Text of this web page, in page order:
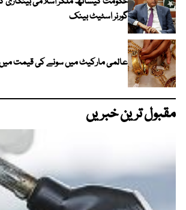
گورنر اسٹیٹ بینک
عالمی مارکیٹ میں سونے کی قیمت میں
مقبول ترین خبریں